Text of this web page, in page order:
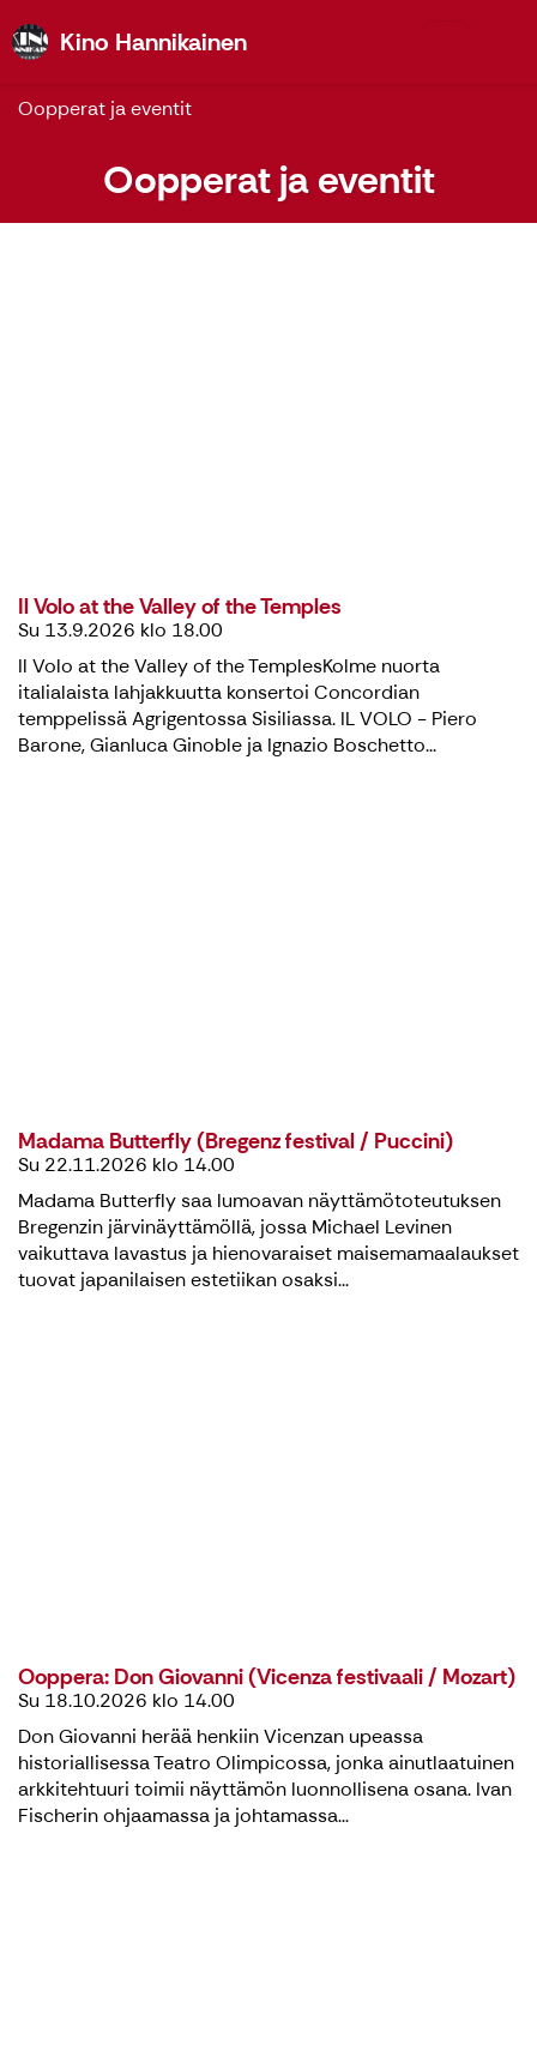
Kino HannikainenKino Hannikainen
Oopperat ja eventit
Oopperat ja eventit
Il Volo at the Valley of the Temples
Su 13.9.2026 klo 18.00
Il Volo at the Valley of the TemplesKolme nuorta
italialaista lahjakkuutta konsertoi Concordian
temppelissä Agrigentossa Sisiliassa. IL VOLO - Piero
Barone, Gianluca Ginoble ja Ignazio Boschetto...
Madama Butterfly (Bregenz festival / Puccini)
Su 22.11.2026 klo 14.00
Madama Butterfly saa lumoavan näyttämötoteutuksen
Bregenzin järvinäyttämöllä, jossa Michael Levinen
vaikuttava lavastus ja hienovaraiset maisemamaalaukset
tuovat japanilaisen estetiikan osaksi...
Ooppera: Don Giovanni (Vicenza festivaali / Mozart)
Su 18.10.2026 klo 14.00
Don Giovanni herää henkiin Vicenzan upeassa
historiallisessa Teatro Olimpicossa, jonka ainutlaatuinen
arkkitehtuuri toimii näyttämön luonnollisena osana. Ivan
Fischerin ohjaamassa ja johtamassa...